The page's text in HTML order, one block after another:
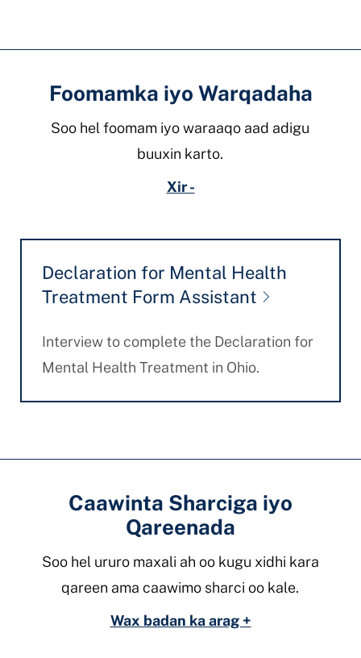
Foomamka iyo Warqadaha
Soo hel foomam iyo waraaqo aad adigu
buuxin karto.
Xir -
Declaration for Mental Health
Treatment Form Assistant
Interview to complete the Declaration for
Mental Health Treatment in Ohio.
Caawinta Sharciga iyo
Qareenada
Soo hel ururo maxali ah oo kugu xidhi kara
qareen ama caawimo sharci oo kale.
Wax badan ka arag +